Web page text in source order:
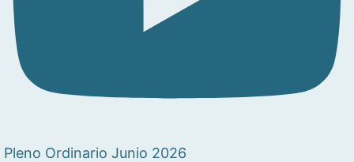
Pleno Ordinario Junio 2026